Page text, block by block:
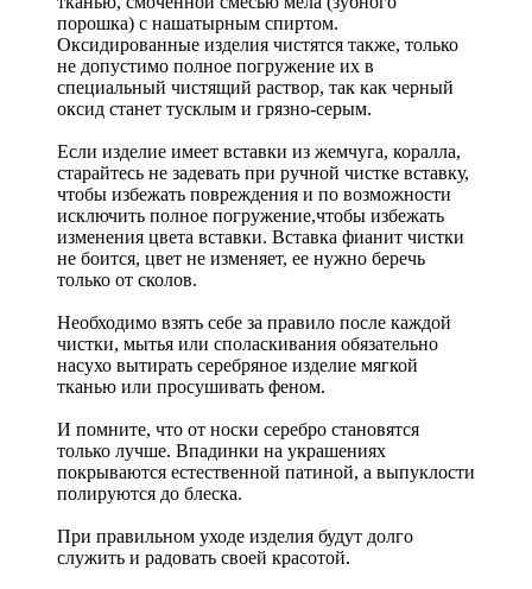
порошка) с нашатырным спиртом.
Оксидированные изделия чистятся также, только
не допустимо полное погружение их в
специальный чистящий раствор, так как черный
оксид станет тусклым и грязно-серым.
Если изделие имеет вставки из жемчуга, коралла,
старайтесь не задевать при ручной чистке вставку,
чтобы избежать повреждения и по возможности
исключить полное погружение,чтобы избежать
изменения цвета вставки. Вставка фианит чистки
не боится, цвет не изменяет, ее нужно беречь
только от сколов.
Необходимо взять себе за правило после каждой
чистки, мытья или споласкивания обязательно
насухо вытирать серебряное изделие мягкой
тканью или просушивать феном.
И помните, что от носки серебро становятся
только лучше. Впадинки на украшениях
покрываются естественной патиной, а выпуклости
полируются до блеска.
При правильном уходе изделия будут долго
служить и радовать своей красотой.